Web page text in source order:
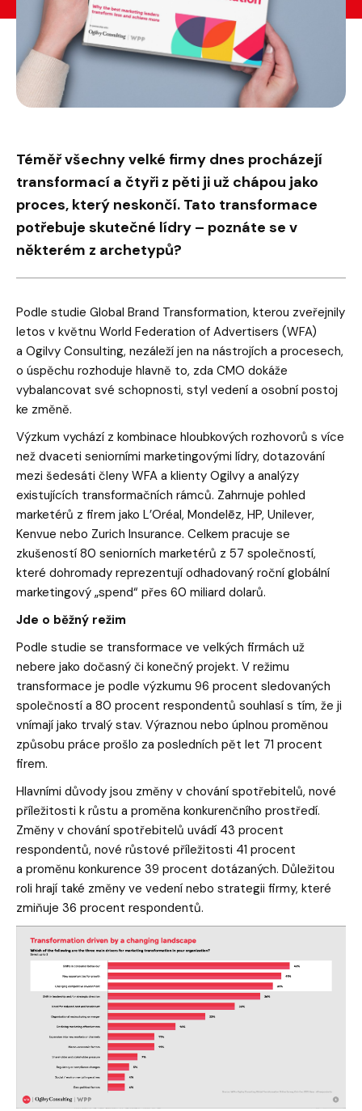
Téměř všechny velké firmy dnes procházejí
transformací a čtyři z pěti ji už chápou jako
proces, který neskončí. Tato transformace
potřebuje skutečné lídry – poznáte se v
některém z archetypů?
Podle studie Global Brand Transformation, kterou zveřejnily
letos v květnu World Federation of Advertisers (WFA)
a Ogilvy Consulting, nezáleží jen na nástrojích a procesech,
o úspěchu rozhoduje hlavně to, zda CMO dokáže
vybalancovat své schopnosti, styl vedení a osobní postoj
ke změně.
Výzkum vychází z kombinace hloubkových rozhovorů s více
než dvaceti seniorními marketingovými lídry, dotazování
mezi šedesáti členy WFA a klienty Ogilvy a analýzy
existujících transformačních rámců. Zahrnuje pohled
marketérů z firem jako L’Oréal, Mondelēz, HP, Unilever,
Kenvue nebo Zurich Insurance. Celkem pracuje se
zkušeností 80 seniorních marketérů z 57 společností,
které dohromady reprezentují odhadovaný roční globální
marketingový „spend“ přes 60 miliard dolarů.
Jde o běžný režim
Podle studie se transformace ve velkých firmách už
nebere jako dočasný či konečný projekt. V režimu
transformace je podle výzkumu 96 procent sledovaných
společností a 80 procent respondentů souhlasí s tím, že ji
vnímají jako trvalý stav. Výraznou nebo úplnou proměnou
způsobu práce prošlo za posledních pět let 71 procent
firem.
Hlavními důvody jsou změny v chování spotřebitelů, nové
příležitosti k růstu a proměna konkurenčního prostředí.
Změny v chování spotřebitelů uvádí 43 procent
respondentů, nové růstové příležitosti 41 procent
a proměnu konkurence 39 procent dotázaných. Důležitou
roli hrají také změny ve vedení nebo strategii firmy, které
zmiňuje 36 procent respondentů.